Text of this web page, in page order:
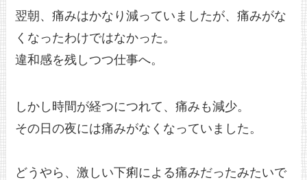
翌朝、痛みはかなり減っていましたが、痛みがな
くなったわけではなかった。
違和感を残しつつ仕事へ。
しかし時間が経つにつれて、痛みも減少。
その日の夜には痛みがなくなっていました。
どうやら、激しい下痢による痛みだったみたいで